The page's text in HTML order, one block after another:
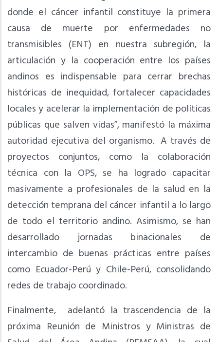
donde el cáncer infantil constituye la primera
causa de muerte por enfermedades no
transmisibles (ENT) en nuestra subregión, la
articulación y la cooperación entre los países
andinos es indispensable para cerrar brechas
históricas de inequidad, fortalecer capacidades
locales y acelerar la implementación de políticas
públicas que salven vidas”, manifestó la máxima
autoridad ejecutiva del organismo. A través de
proyectos conjuntos, como la colaboración
técnica con la OPS, se ha logrado capacitar
masivamente a profesionales de la salud en la
detección temprana del cáncer infantil a lo largo
de todo el territorio andino. Asimismo, se han
desarrollado jornadas binacionales de
intercambio de buenas prácticas entre países
como Ecuador-Perú y Chile-Perú, consolidando
redes de trabajo coordinado.
Finalmente, adelantó la trascendencia de la
próxima Reunión de Ministros y Ministras de